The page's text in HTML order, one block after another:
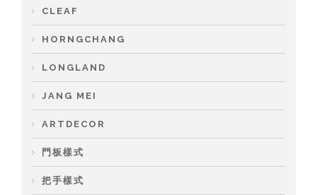
CLEAF
HORNGCHANG
LONGLAND
JANG MEI
ARTDECOR
門板樣式
把手樣式